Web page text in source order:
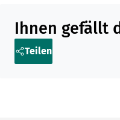
Ihnen gefällt
Teilen